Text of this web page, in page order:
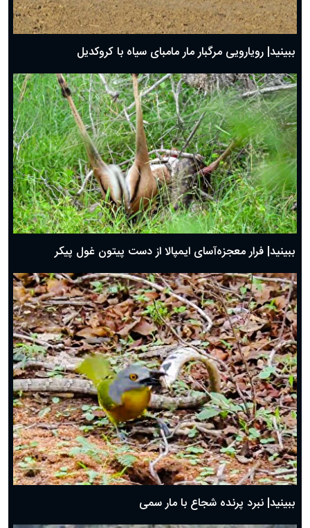
ببینید| رویارویی مرگبار مار مامبای سیاه با کروکدیل
ببینید| فرار معجزه‌آسای ایمپالا از دست پیتون غول پیکر
ببینید| نبرد پرنده شجاع با مار سمی